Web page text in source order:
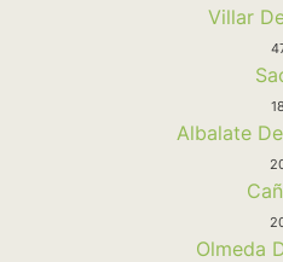
Villar
Albalate
Olmeda